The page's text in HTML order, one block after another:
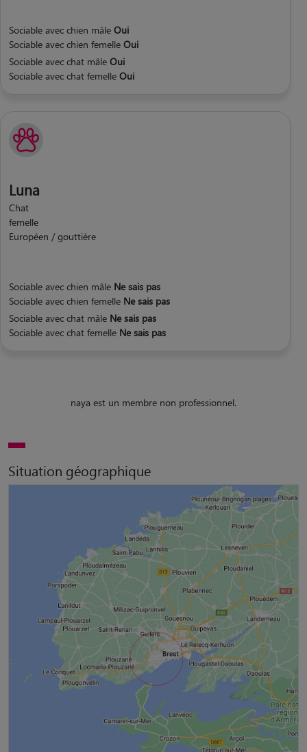
Sociable avec chien mâle Oui
Sociable avec chien femelle Oui
Sociable avec chat mâle Oui
Sociable avec chat femelle Oui
Luna
Chat
femelle
Européen / gouttière
Sociable avec chien mâle Ne sais pas
Sociable avec chien femelle Ne sais pas
Sociable avec chat mâle Ne sais pas
Sociable avec chat femelle Ne sais pas
naya est un membre non professionnel.
Situation géographique